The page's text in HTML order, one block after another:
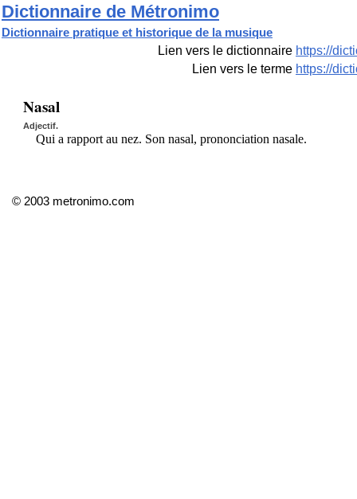
Dictionnaire de Métronimo
Dictionnaire pratique et historique de la musique
Lien vers le dictionnaire https://
Lien vers le terme https://
Nasal
Adjectif.
Qui a rapport au nez. Son nasal, prononciation nasale.
© 2003 metronimo.com